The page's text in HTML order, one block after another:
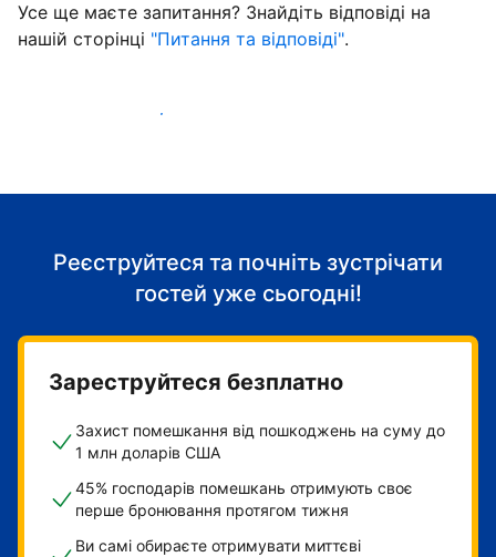
Усе ще маєте запитання? Знайдіть відповіді на
нашій сторінці "Питання та відповіді".
Розпочніть приймати гостей
Реєструйтеся та почніть зустрічати
гостей уже сьогодні!
Зареструйтеся безплатно
Захист помешкання від пошкоджень на суму до
1 млн доларів США
45% господарів помешкань отримують своє
перше бронювання протягом тижня
Ви самі обираєте отримувати миттєві